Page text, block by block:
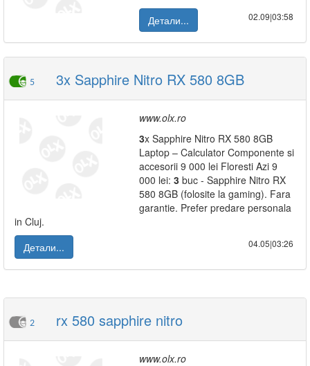
Детали...
02.09|03:58
5 3x Sapphire Nitro RX 580 8GB
www.olx.ro
3x Sapphire Nitro RX 580 8GB
Laptop – Calculator Componente si
accesorii 9 000 lei Floresti Azi 9
000 lei: 3 buc - Sapphire Nitro RX
580 8GB (folosite la gaming). Fara
garantie. Prefer predare personala
in Cluj.
Детали...
04.05|03:26
2 rx 580 sapphire nitro
www.olx.ro